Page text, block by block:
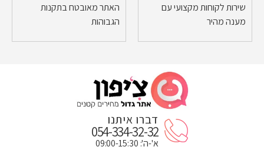
שירות לקוחות מקצועי עם
מענה מהיר
האתר מאובטח בתקנות
הגבוהות
דברו איתנו
054-334-32-32
א'-ה': 09:00-15:30